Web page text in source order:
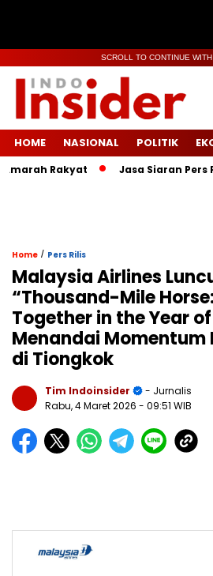
SCROLL TO CONTINUE
HOME NASIONAL POLITIK
Rakyat Jasa Siaran Pers
Home / Pers Rilis
Malaysia Airlines
“Thousand-Mile
Together in the Year
Menandai Momentum
di Tiongkok
Tim Indoinsider
- Jurnalis
Rabu, 4 Maret 2026 - 09:51 WIB